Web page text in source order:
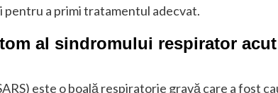
pentru a primi tratamentul adecvat.
al sindromului respirator
este o boală respiratorie gravă care a fost